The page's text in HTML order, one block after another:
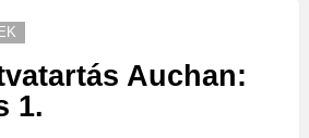
Auchan:
1.